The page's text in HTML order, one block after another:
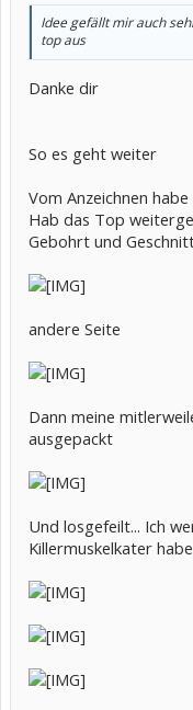
Idee gefällt mir auch
top aus
Danke dir
So es geht weiter
Vom Anzeichnen
Hab das Top
Gebohrt und
andere Seite
Dann meine
ausgepackt
Und losgefeilt... Ich
Killermuskelkater